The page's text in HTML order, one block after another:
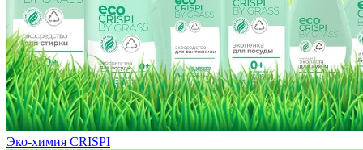
Эко-химия CRISPI